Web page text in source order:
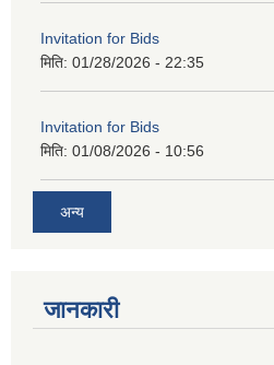
Invitation for Bids
मिति: 01/28/2026 - 22:35
Invitation for Bids
मिति: 01/08/2026 - 10:56
अन्य
जानकारी